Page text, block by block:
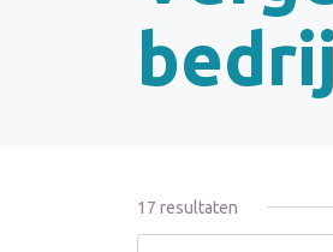
17 resultaten